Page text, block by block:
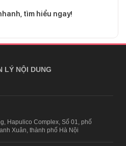
tìm hiểu ngay!
LÝ NỘI DUNG
Hapulico Complex, Số 01, phố
Xuân, thành phố Hà Nội